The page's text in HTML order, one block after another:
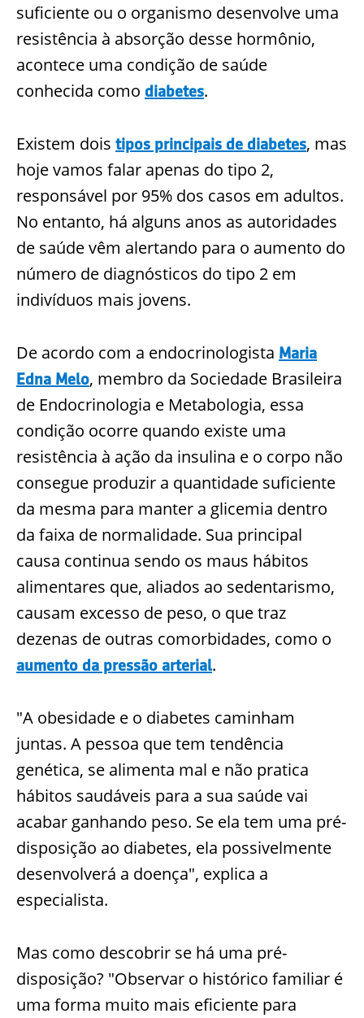
suficiente ou o organismo desenvolve uma
resistência à absorção desse hormônio,
acontece uma condição de saúde
conhecida como diabetes.
Existem dois tipos principais de diabetes, mas
hoje vamos falar apenas do tipo 2,
responsável por 95% dos casos em adultos.
No entanto, há alguns anos as autoridades
de saúde vêm alertando para o aumento do
número de diagnósticos do tipo 2 em
indivíduos mais jovens.
De acordo com a endocrinologista Maria
Edna Melo, membro da Sociedade Brasileira
de Endocrinologia e Metabologia, essa
condição ocorre quando existe uma
resistência à ação da insulina e o corpo não
consegue produzir a quantidade suficiente
da mesma para manter a glicemia dentro
da faixa de normalidade. Sua principal
causa continua sendo os maus hábitos
alimentares que, aliados ao sedentarismo,
causam excesso de peso, o que traz
dezenas de outras comorbidades, como o
aumento da pressão arterial.
"A obesidade e o diabetes caminham
juntas. A pessoa que tem tendência
genética, se alimenta mal e não pratica
hábitos saudáveis para a sua saúde vai
acabar ganhando peso. Se ela tem uma pré-
disposição ao diabetes, ela possivelmente
desenvolverá a doença", explica a
especialista.
Mas como descobrir se há uma pré-
disposição? "Observar o histórico familiar é
uma forma muito mais eficiente para